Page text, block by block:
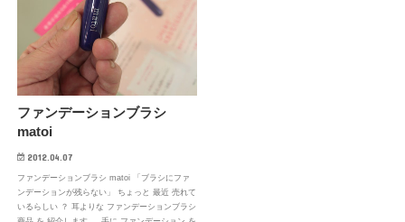
ファンデーションブラシ
matoi
2012.04.07
ファンデーションブラシ matoi 「ブラシにファ
ンデーションが残らない」 ちょっと 最近 売れて
いるらしい ？ 耳よりな ファンデーションブラシ